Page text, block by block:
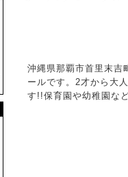
沖縄県那覇市首里末吉
ールです。2才から大
す!!保育園や幼稚園な